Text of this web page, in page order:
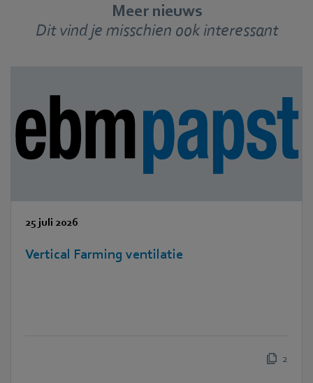
Meer nieuws
Dit vind je misschien ook interessant
25 juli 2026
Vertical Farming ventilatie
2